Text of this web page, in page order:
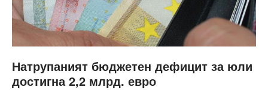
Натрупаният бюджетен дефицит за юли
достигна 2,2 млрд. евро